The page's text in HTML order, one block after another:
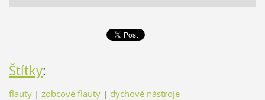
Štítky:
flauty | zobcové flauty | dychové nástroje